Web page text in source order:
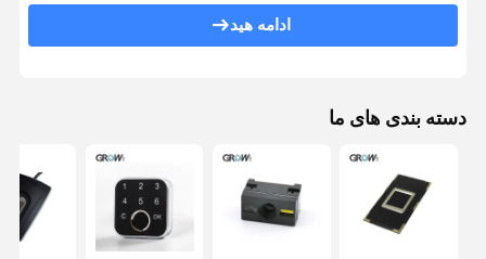
ادامه هید
دسته بندی های ما